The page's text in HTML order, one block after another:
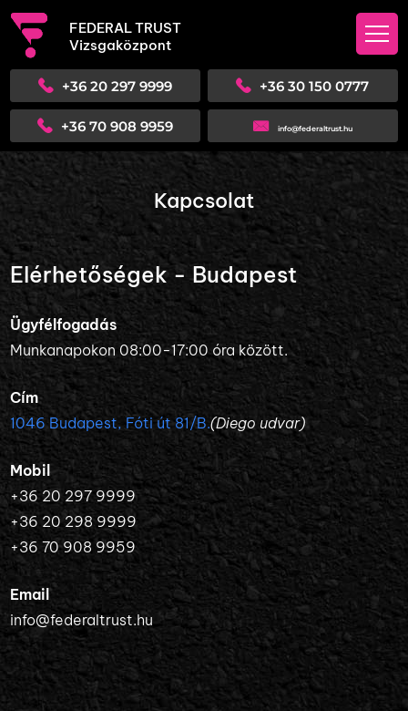
FEDERAL TRUST
Vizsgaközpont
+36 20 297 9999 +36 30 150 0777
+36 70 908 9959 info@federaltrust.hu
Kapcsolat
Elérhetőségek - Budapest
Ügyfélfogadás
Munkanapokon 08:00-17:00 óra között.
Cím
1046 Budapest, Fóti út 81/B.(Diego udvar)
Mobil
+36 20 297 9999
+36 20 298 9999
+36 70 908 9959
Email
info@federaltrust.hu